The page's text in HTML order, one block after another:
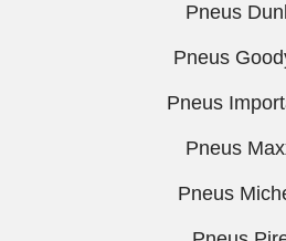
Pneus
Pneus
Pneus
Pneus
Pneus